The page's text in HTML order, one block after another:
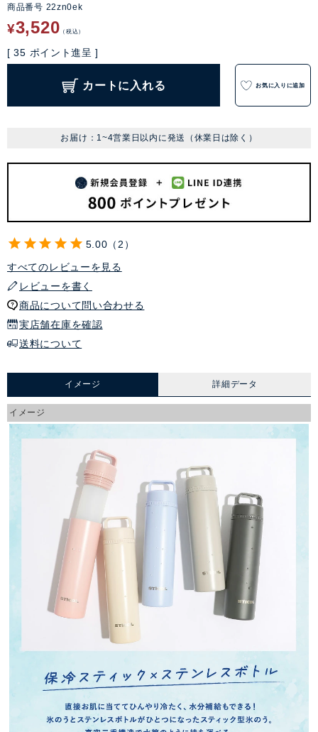
商品番号 22zn0ek
¥3,520 税込
[ 35 ポイント進呈 ]
カートに入れる お気に入りに追加
お届け：1~4営業日以内に発送（休業日は除く）
5.00
2
すべてのレビューを見る
レビューを書く
商品について問い合わせる
実店舗在庫を確認
送料について
イメージ 詳細データ
イメージ